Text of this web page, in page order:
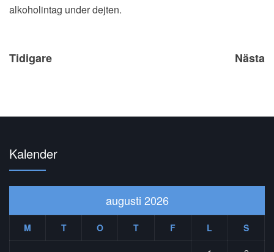
alkoholintag under dejten.
Inläggsnavigering
Tidigare Nästa
Kalender
augusti 2026
M T O T F L S